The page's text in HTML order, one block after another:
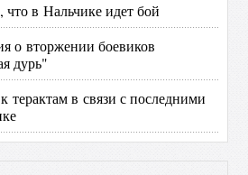
в Нальчике идет бой
о вторжении боевиков
дурь"
терактам в связи с последними